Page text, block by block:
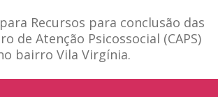
para Recursos para conclusão das
de Atenção Psicossocial (CAPS)
bairro Vila Virgínia.